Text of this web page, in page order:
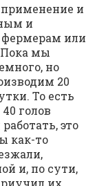
и
и
или
мы
но
20
То есть
голов
это
как-то
и, по сути,
их